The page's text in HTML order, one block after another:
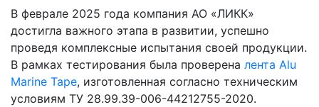
В феврале 2025 года компания АО «ЛИКК»
достигла важного этапа в развитии, успешно
проведя комплексные испытания своей продукции.
В рамках тестирования была проверена лента Alu
Marine Tape, изготовленная согласно техническим
условиям ТУ 28.99.39-006-44212755-2020.